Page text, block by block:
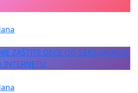
ZAŠTITE DECE OD SEKSUALNOG
INTERNETU